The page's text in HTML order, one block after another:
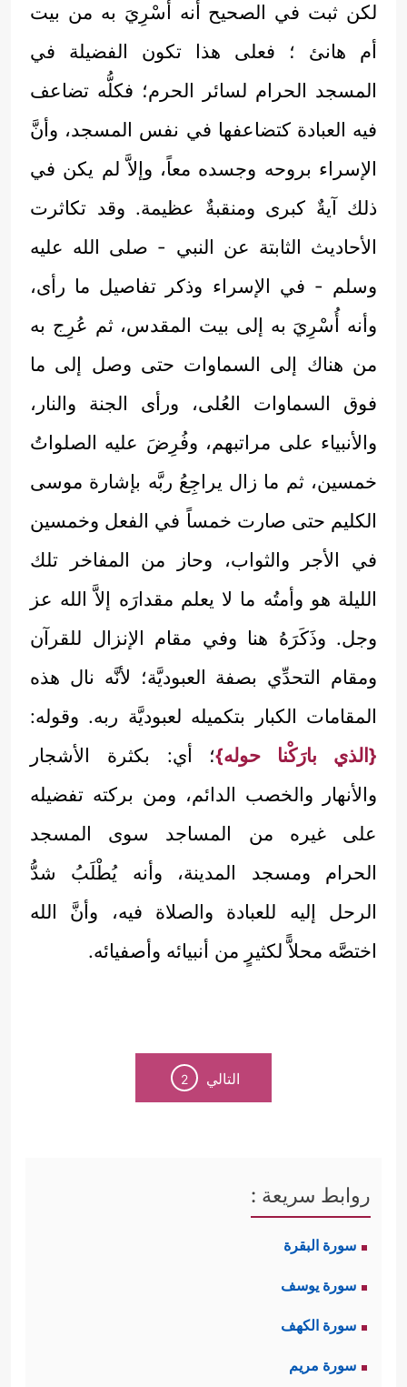
لكن ثبت في الصحيح أنه أُسْرِيَ به من بيت
أم هانئ ؛ فعلى هذا تكون الفضيلة في
المسجد الحرام لسائر الحرم؛ فكلُّه تضاعف
فيه العبادة كتضاعفها في نفس المسجد، وأنَّ
الإسراء بروحه وجسده معاً، وإلاَّ لم يكن في
ذلك آيةٌ كبرى ومنقبةٌ عظيمة. وقد تكاثرت
الأحاديث الثابتة عن النبي - صلى الله عليه
وسلم - في الإسراء وذكر تفاصيل ما رأى،
وأنه أُسْرِيَ به إلى بيت المقدس، ثم عُرِج به
من هناك إلى السماوات حتى وصل إلى ما
فوق السماوات العُلى، ورأى الجنة والنار،
والأنبياء على مراتبهم، وفُرِضَ عليه الصلواتُ
خمسين، ثم ما زال يراجِعُ ربَّه بإشارة موسى
الكليم حتى صارت خمساً في الفعل وخمسين
في الأجر والثواب، وحاز من المفاخر تلك
الليلة هو وأمتُه ما لا يعلم مقدارَه إلاَّ الله عز
وجل. وذَكَرَهُ هنا وفي مقام الإنزال للقرآن
ومقام التحدِّي بصفة العبوديَّة؛ لأنَّه نال هذه
المقامات الكبار بتكميله لعبوديَّة ربه. وقوله:
{الذي بارَكْنا حوله}؛ أي: بكثرة الأشجار
والأنهار والخصب الدائم، ومن بركته تفضيله
على غيره من المساجد سوى المسجد
الحرام ومسجد المدينة، وأنه يُطْلَبُ شدُّ
الرحل إليه للعبادة والصلاة فيه، وأنَّ الله
اختصَّه محلاًّ لكثيرٍ من أنبيائه وأصفيائه.
التالي 2
روابط سريعة :
سورة البقرة
سورة يوسف
سورة الكهف
سورة مريم